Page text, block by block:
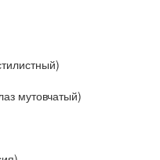
мутовчатый)